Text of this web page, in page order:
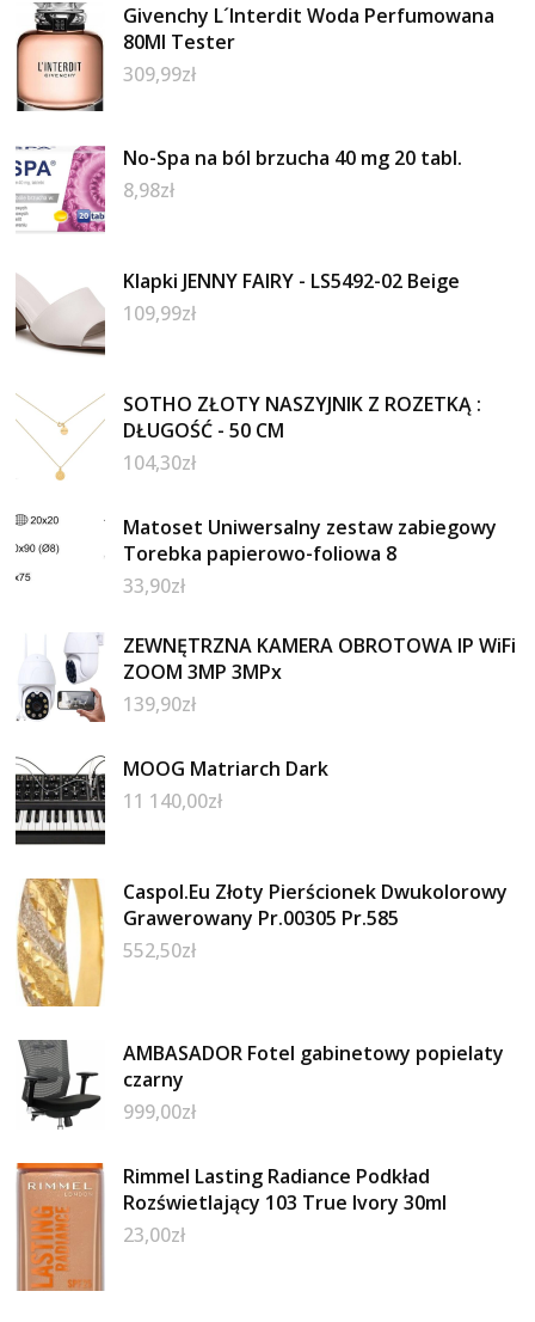
Givenchy L´Interdit Woda Perfumowana
80Ml Tester
309,99zł
No-Spa na ból brzucha 40 mg 20 tabl.
8,98zł
Klapki JENNY FAIRY - LS5492-02 Beige
109,99zł
SOTHO ZŁOTY NASZYJNIK Z ROZETKĄ :
DŁUGOŚĆ - 50 CM
104,30zł
Matoset Uniwersalny zestaw zabiegowy
Torebka papierowo-foliowa 8
33,90zł
ZEWNĘTRZNA KAMERA OBROTOWA IP WiFi
ZOOM 3MP 3MPx
139,90zł
MOOG Matriarch Dark
11 140,00zł
Caspol.Eu Złoty Pierścionek Dwukolorowy
Grawerowany Pr.00305 Pr.585
552,50zł
AMBASADOR Fotel gabinetowy popielaty
czarny
999,00zł
Rimmel Lasting Radiance Podkład
Rozświetlający 103 True Ivory 30ml
23,00zł